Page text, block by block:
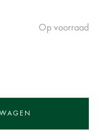
Op voorraad